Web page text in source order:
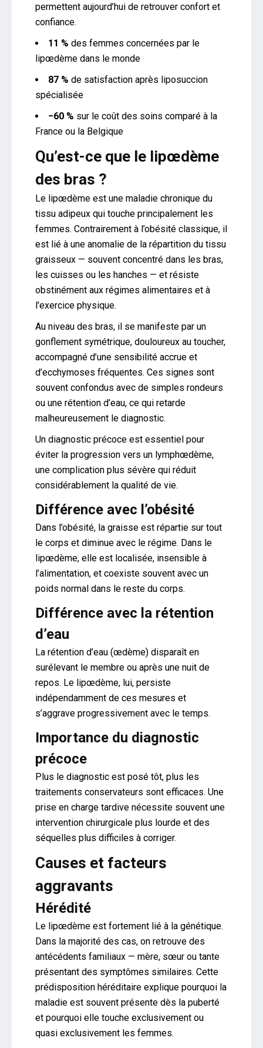
permettent aujourd’hui de retrouver confort et
confiance.
11 % des femmes concernées par le
lipœdème dans le monde
87 % de satisfaction après liposuccion
spécialisée
−60 % sur le coût des soins comparé à la
France ou la Belgique
Qu’est-ce que le lipœdème
des bras ?
Le lipœdème est une maladie chronique du
tissu adipeux qui touche principalement les
femmes. Contrairement à l’obésité classique, il
est lié à une anomalie de la répartition du tissu
graisseux — souvent concentré dans les bras,
les cuisses ou les hanches — et résiste
obstinément aux régimes alimentaires et à
l’exercice physique.
Au niveau des bras, il se manifeste par un
gonflement symétrique, douloureux au toucher,
accompagné d’une sensibilité accrue et
d’ecchymoses fréquentes. Ces signes sont
souvent confondus avec de simples rondeurs
ou une rétention d’eau, ce qui retarde
malheureusement le diagnostic.
Un diagnostic précoce est essentiel pour
éviter la progression vers un lymphœdème,
une complication plus sévère qui réduit
considérablement la qualité de vie.
Différence avec l’obésité
Dans l’obésité, la graisse est répartie sur tout
le corps et diminue avec le régime. Dans le
lipœdème, elle est localisée, insensible à
l’alimentation, et coexiste souvent avec un
poids normal dans le reste du corps.
Différence avec la rétention
d’eau
La rétention d’eau (œdème) disparaît en
surélevant le membre ou après une nuit de
repos. Le lipœdème, lui, persiste
indépendamment de ces mesures et
s’aggrave progressivement avec le temps.
Importance du diagnostic
précoce
Plus le diagnostic est posé tôt, plus les
traitements conservateurs sont efficaces. Une
prise en charge tardive nécessite souvent une
intervention chirurgicale plus lourde et des
séquelles plus difficiles à corriger.
Causes et facteurs
aggravants
Hérédité
Le lipœdème est fortement lié à la génétique.
Dans la majorité des cas, on retrouve des
antécédents familiaux — mère, sœur ou tante
présentant des symptômes similaires. Cette
prédisposition héréditaire explique pourquoi la
maladie est souvent présente dès la puberté
et pourquoi elle touche exclusivement ou
quasi exclusivement les femmes.